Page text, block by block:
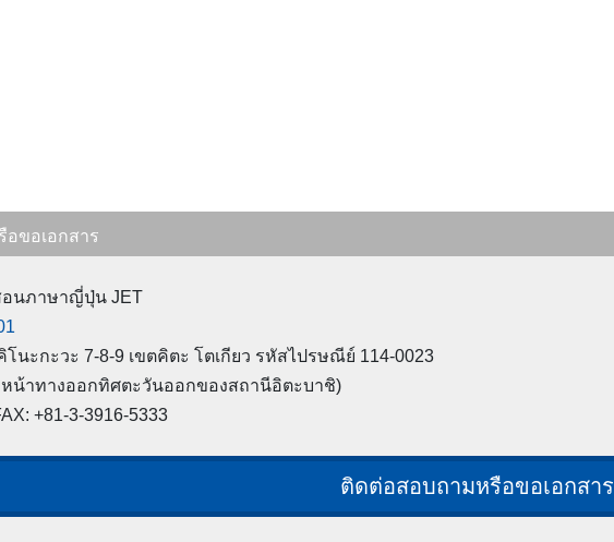
ขอเอกสาร
อนภาษาญี่ปุ่น JET
นะกะวะ 7-8-9 เขตคิตะ โตเกียว รหัสไปรษณีย์ 114-0023
หน้าทางออกทิศตะวันออกของสถานีอิตะบาชิ)
+81-3-3916-5333
ติดต่อสอบถามหรือขอเอกสาร